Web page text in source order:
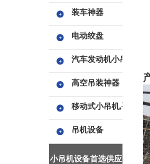
装车神器
电动绞盘
汽车发动机小吊机
高空吊装神器
移动式小吊机,手摇小
吊机设备
小吊机设备首选供应